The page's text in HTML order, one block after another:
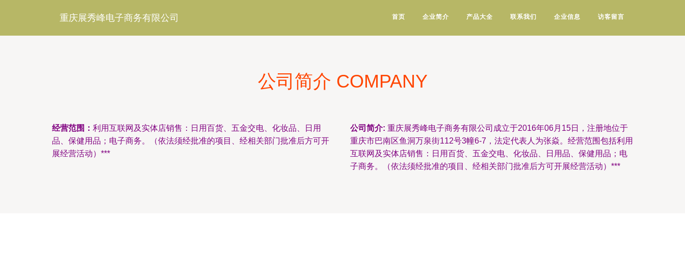
重庆展秀峰电子商务有限公司 首页 企业简介 产品大全 联系我们 企业信息 访客留言
公司简介 COMPANY
经营范围： 利用互联网及实体店销售：日用百货、五金交电、化妆品、日用
品、保健用品；电子商务。（依法须经批准的项目、经相关部门批准后方可开
展经营活动）***
公司简介: 重庆展秀峰电子商务有限公司成立于2016年06月15日，注册地位于
重庆市巴南区鱼洞万泉街112号3幢6-7，法定代表人为张焱。经营范围包括利用
互联网及实体店销售：日用百货、五金交电、化妆品、日用品、保健用品；电
子商务。（依法须经批准的项目、经相关部门批准后方可开展经营活动）***